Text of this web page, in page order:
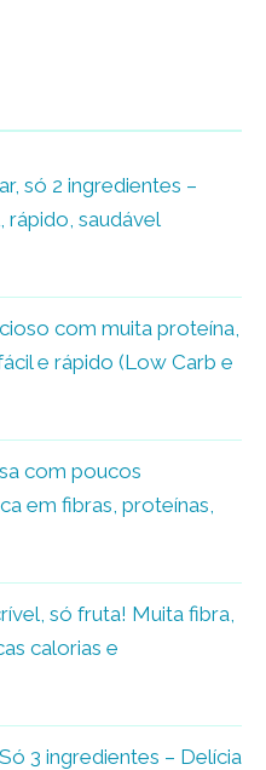
só 2 ingredientes –
rápido, saudável
com muita proteína,
e rápido (Low Carb e
com poucos
em fibras, proteínas,
só fruta! Muita fibra,
calorias e
3 ingredientes – Delícia